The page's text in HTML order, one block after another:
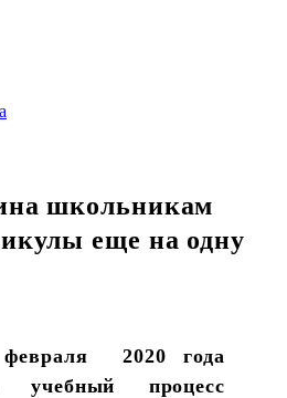
школьникам
еще на одну
2020 года
учебный процесс